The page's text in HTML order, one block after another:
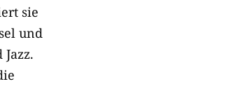
sie
und